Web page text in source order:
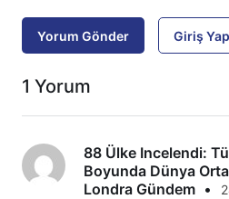
Yorum Gönder Giriş Yap
1 Yorum
88 Ülke Incelendi:
Boyunda Dünya
Londra Gündem •